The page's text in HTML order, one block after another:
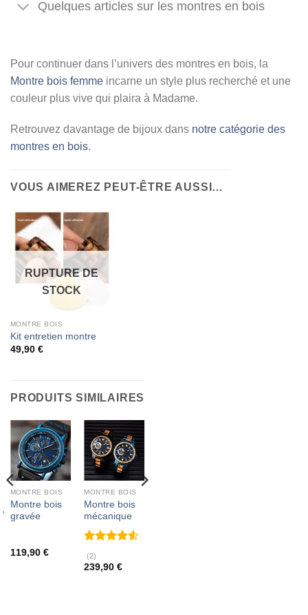
Quelques articles sur les montres en bois
Pour continuer dans l’univers des montres en bois, la
Montre bois femme incarne un style plus recherché et une
couleur plus vive qui plaira à Madame.
Retrouvez davantage de bijoux dans notre catégorie des
montres en bois.
VOUS AIMEREZ PEUT-ÊTRE AUSSI…
RUPTURE DE
STOCK
MONTRE BOIS
Kit entretien montre
49,90 €
PRODUITS SIMILAIRES
MONTRE BOIS
Montre bois
gravée
119,90 €
MONTRE BOIS
Montre bois
mécanique
Note
sur 5
(2)
239,90€